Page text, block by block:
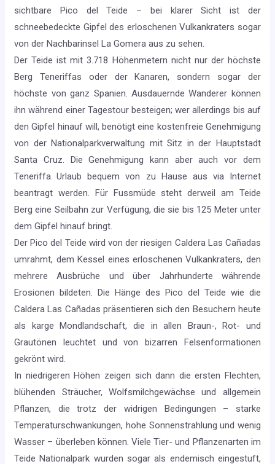
sichtbare Pico del Teide – bei klarer Sicht ist der
schneebedeckte Gipfel des erloschenen Vulkankraters sogar
von der Nachbarinsel La Gomera aus zu sehen.
Der Teide ist mit 3.718 Höhenmetern nicht nur der höchste
Berg Teneriffas oder der Kanaren, sondern sogar der
höchste von ganz Spanien. Ausdauernde Wanderer können
ihn während einer Tagestour besteigen; wer allerdings bis auf
den Gipfel hinauf will, benötigt eine kostenfreie Genehmigung
von der Nationalparkverwaltung mit Sitz in der Hauptstadt
Santa Cruz. Die Genehmigung kann aber auch vor dem
Teneriffa Urlaub bequem von zu Hause aus via Internet
beantragt werden. Für Fussmüde steht derweil am Teide
Berg eine Seilbahn zur Verfügung, die sie bis 125 Meter unter
dem Gipfel hinauf bringt.
Der Pico del Teide wird von der riesigen Caldera Las Cañadas
umrahmt, dem Kessel eines erloschenen Vulkankraters, den
mehrere Ausbrüche und über Jahrhunderte währende
Erosionen bildeten. Die Hänge des Pico del Teide wie die
Caldera Las Cañadas präsentieren sich den Besuchern heute
als karge Mondlandschaft, die in allen Braun-, Rot- und
Grautönen leuchtet und von bizarren Felsenformationen
gekrönt wird.
In niedrigeren Höhen zeigen sich dann die ersten Flechten,
blühenden Sträucher, Wolfsmilchgewächse und allgemein
Pflanzen, die trotz der widrigen Bedingungen – starke
Temperaturschwankungen, hohe Sonnenstrahlung und wenig
Wasser – überleben können. Viele Tier- und Pflanzenarten im
Teide Nationalpark wurden sogar als endemisch eingestuft,